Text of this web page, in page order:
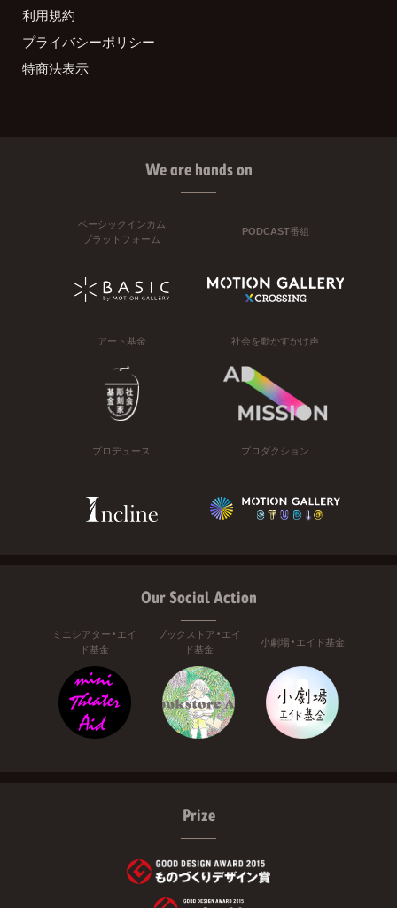
利用規約
プライバシーポリシー
特商法表示
We are hands on
ベーシックインカム
プラットフォーム
PODCAST番組
アート基金 社会を動かすかけ声
プロデュース プロダクション
Our Social Action
ミニシアター・エイ
ド基金
ブックストア・エイ
ド基金
小劇場・エイド基金
Prize